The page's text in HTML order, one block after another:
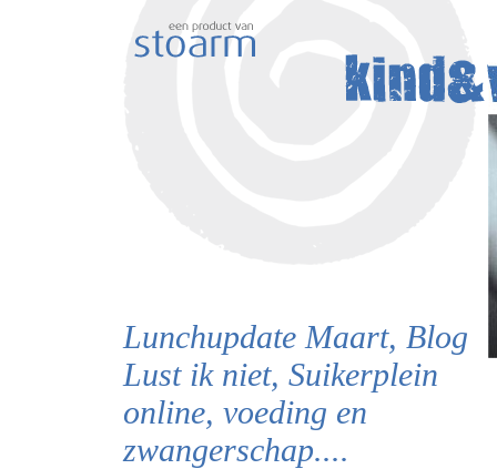
Lunchupdate Maart, Blog
Lust ik niet, Suikerplein
online, voeding en
zwangerschap....